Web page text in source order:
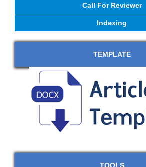
Call For Reviewer
Indexing
TEMPLATE